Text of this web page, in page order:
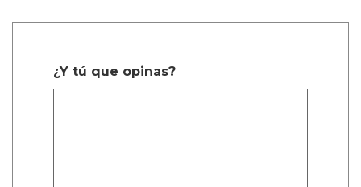
¿Y tú que opinas?